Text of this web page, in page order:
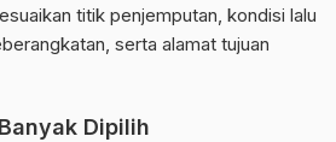
titik penjemputan, kondisi lalu
serta alamat tujuan
Dipilih